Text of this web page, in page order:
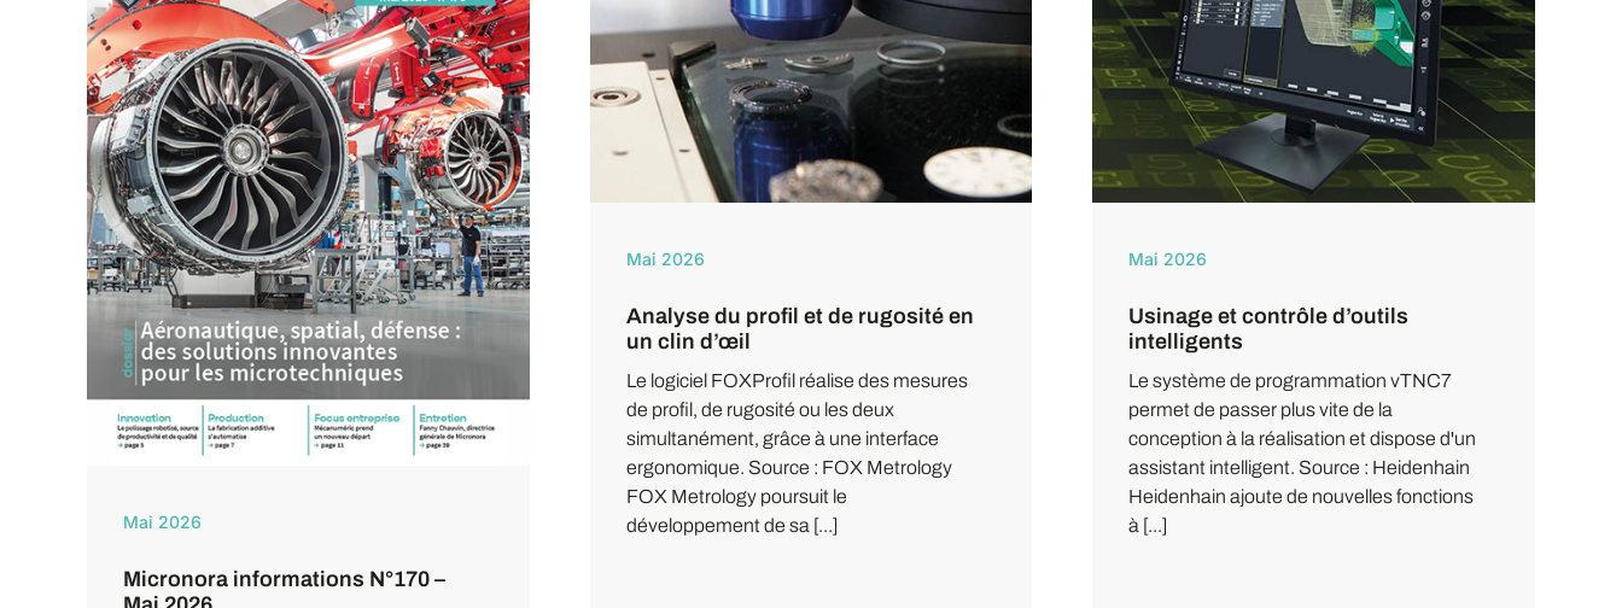
Mai 2026
Micronora informations N°170 –
Mai 2026
Analyse du profil et de rugosité en
un clin d’œil
Le logiciel FOXProfil réalise des mesures
de profil, de rugosité ou les deux
simultanément, grâce à une interface
ergonomique. Source : FOX Metrology
FOX Metrology poursuit le
développement de sa [...]
Mai 2026
Usinage et contrôle d’outils
intelligents
Le système de programmation vTNC7
permet de passer plus vite de la
conception à la réalisation et dispose d'un
assistant intelligent. Source : Heidenhain
Heidenhain ajoute de nouvelles fonctions
à [...]